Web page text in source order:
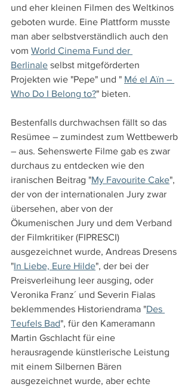
und eher kleinen Filmen des Weltkinos
geboten wurde. Eine Plattform musste
man aber selbstverständlich auch den
vom World Cinema Fund der
Berlinale selbst mitgeförderten
Projekten wie "Pepe" und " Mé el Aïn –
Who Do I Belong to?" bieten.
Bestenfalls durchwachsen fällt so das
Resümee – zumindest zum Wettbewerb
– aus. Sehenswerte Filme gab es zwar
durchaus zu entdecken wie den
iranischen Beitrag "My Favourite Cake",
der von der internationalen Jury zwar
übersehen, aber von der
Ökumenischen Jury und dem Verband
der Filmkritiker (FIPRESCI)
ausgezeichnet wurde, Andreas Dresens
"In Liebe, Eure Hilde", der bei der
Preisverleihung leer ausging, oder
Veronika Franz´ und Severin Fialas
beklemmendes Historiendrama "Des
Teufels Bad", für den Kameramann
Martin Gschlacht für eine
herausragende künstlerische Leistung
mit einem Silbernen Bären
ausgezeichnet wurde, aber echte